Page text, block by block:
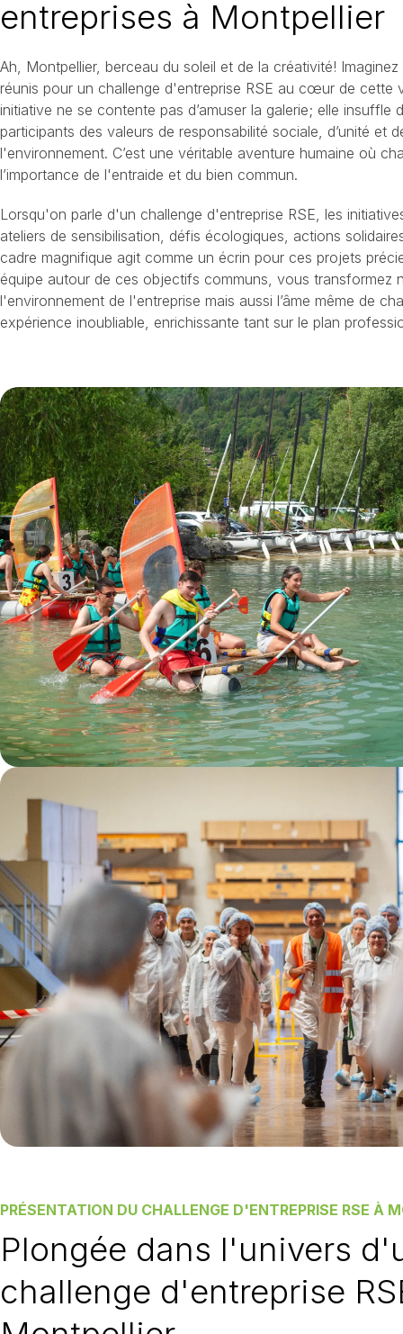
entreprises à Montpellier
Ah, Montpellier, berceau du soleil et de la créativité!
réunis pour un challenge d'entreprise RSE au cœur de cette
initiative ne se contente pas d’amuser la galerie; elle
participants des valeurs de responsabilité sociale, d’unité et
l'environnement. C’est une véritable aventure humaine où
l’importance de l'entraide et du bien commun.
Lorsqu'on parle d'un challenge d'entreprise RSE, les
ateliers de sensibilisation, défis écologiques, actions
cadre magnifique agit comme un écrin pour ces projets
équipe autour de ces objectifs communs, vous transformez
l'environnement de l'entreprise mais aussi l’âme même de
expérience inoubliable, enrichissante tant sur le plan
PRÉSENTATION DU CHALLENGE D'ENTREPRISE RSE À
Plongée dans l'univers
challenge d'entreprise